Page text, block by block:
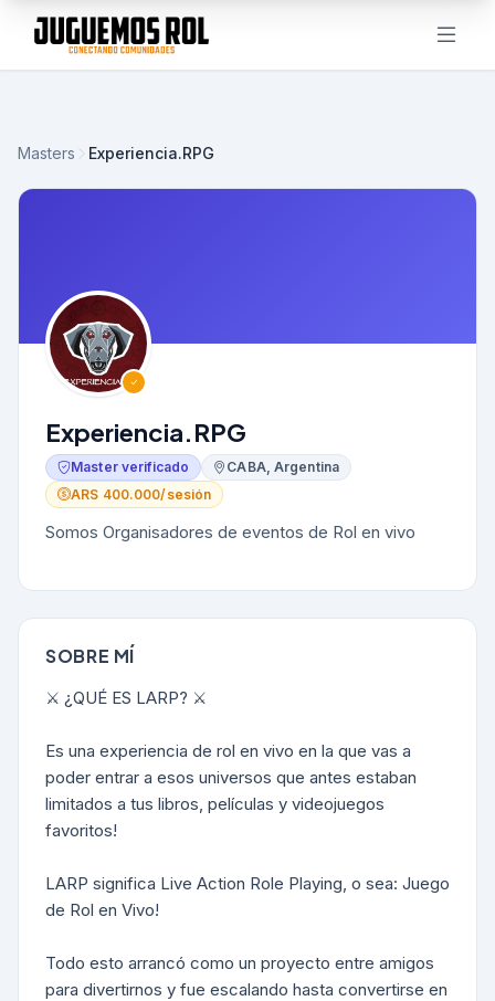
Masters Experiencia.RPG
Experiencia.RPG
Master verificado
CABA, Argentina
ARS 400.000/sesión
Somos Organisadores de eventos de Rol en vivo
SOBRE MÍ
⚔️ ¿QUÉ ES LARP? ⚔️
Es una experiencia de rol en vivo en la que vas a
poder entrar a esos universos que antes estaban
limitados a tus libros, películas y videojuegos
favoritos!
LARP significa Live Action Role Playing, o sea: Juego
de Rol en Vivo!
Todo esto arrancó como un proyecto entre amigos
para divertirnos y fue escalando hasta convertirse en